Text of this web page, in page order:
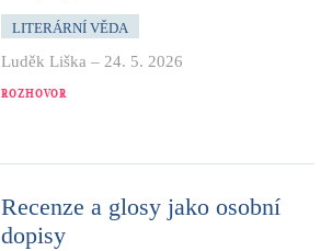
LITERÁRNÍ VĚDA
Luděk Liška – 24. 5. 2026
ROZHOVOR
Recenze a glosy jako osobní
dopisy